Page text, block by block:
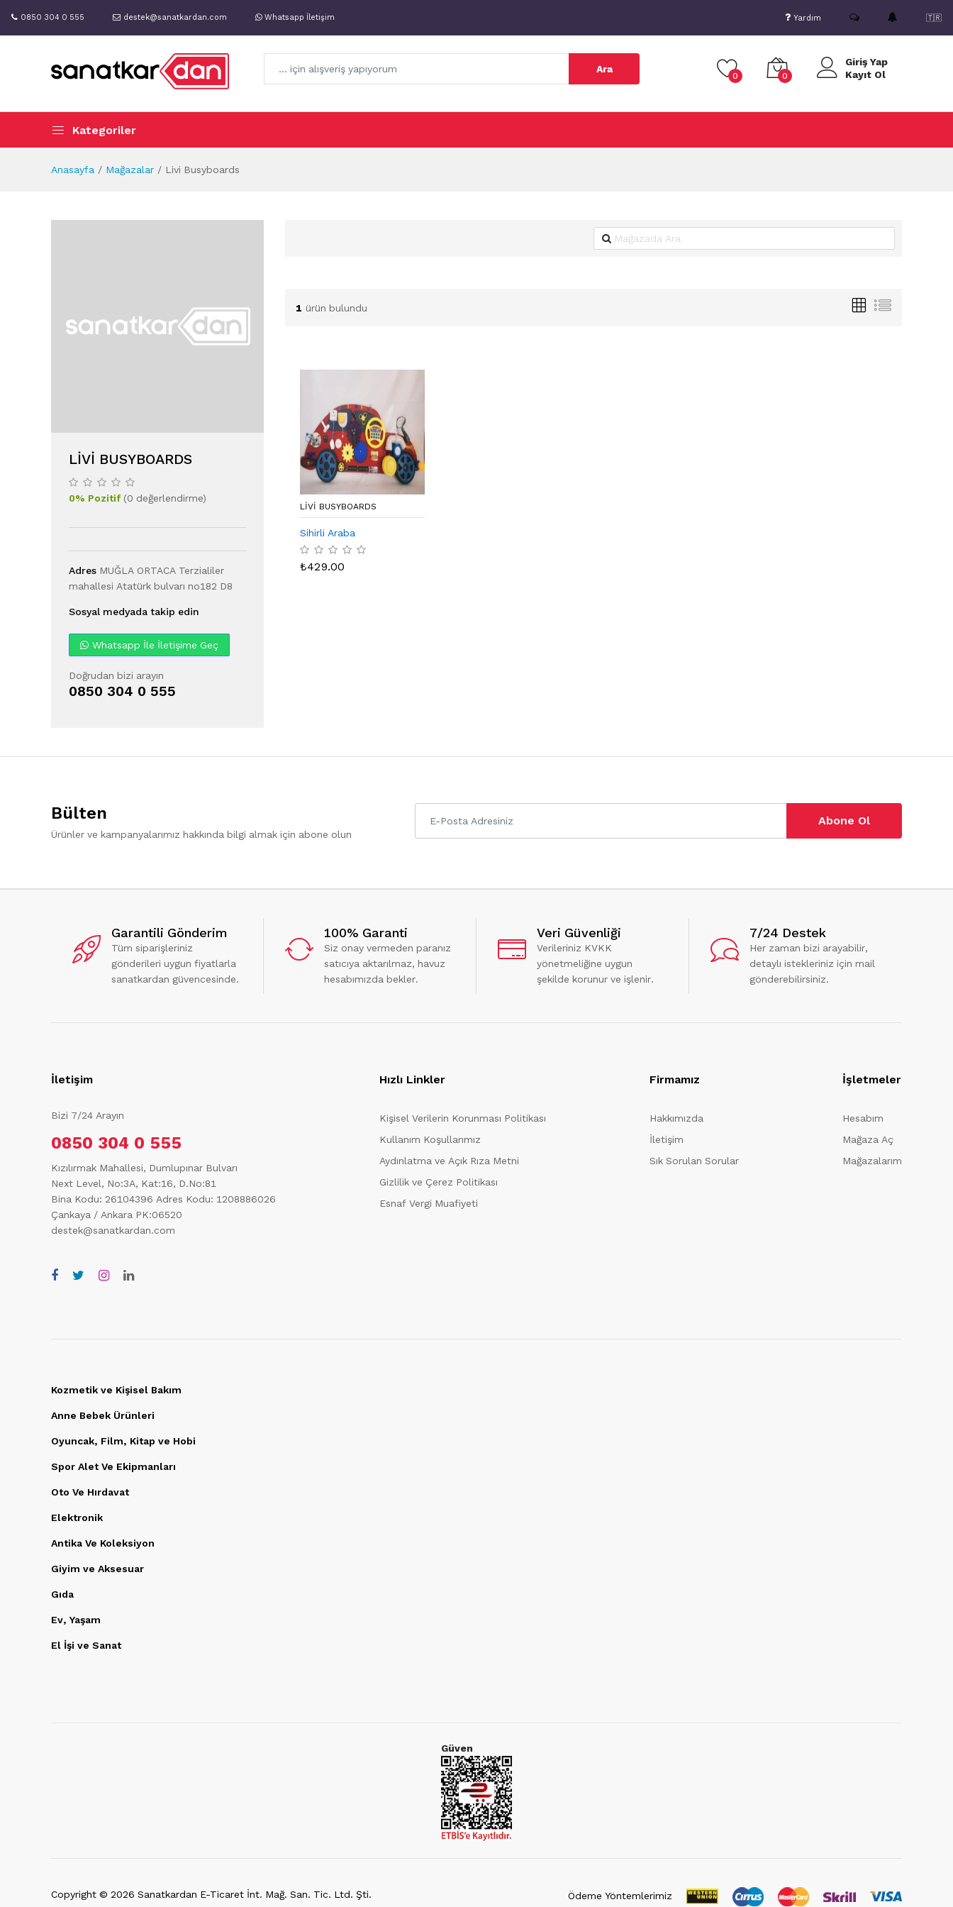
0850 304 0 555 destek@sanatkardan.com Whatsapp İletişim Yardım 🇹🇷
Ara
0 0
Giriş Yap
Kayıt Ol
Kategoriler
Anasayfa Mağazalar Livi Busyboards
LIVI BUSYBOARDS
0% Pozitif(0 değerlendirme)
Adres MUĞLA ORTACA Terzialiler
mahallesi Atatürk bulvarı no182 D8
Sosyal medyada takip edin
Whatsapp İle İletişime Geç
Doğrudan bizi arayın
0850 304 0 555
1 ürün bulundu
LIVI BUSYBOARDS
Sihirli Araba
₺429.00
Bülten
Ürünler ve kampanyalarımız hakkında bilgi almak için abone olun
Abone Ol
Garantili Gönderim
Tüm siparişleriniz
gönderileri uygun fiyatlarla
sanatkardan güvencesinde.
100% Garanti
Siz onay vermeden paranız
satıcıya aktarılmaz, havuz
hesabımızda bekler.
Veri Güvenliği
Verileriniz KVKK
yönetmeliğine uygun
şekilde korunur ve işlenir.
7/24 Destek
Her zaman bizi arayabilir,
detaylı istekleriniz için mail
gönderebilirsiniz.
İletişim
Bizi 7/24 Arayın
0850 304 0 555
Kızılırmak Mahallesi, Dumlupınar Bulvarı
Next Level, No:3A, Kat:16, D.No:81
Bina Kodu: 26104396 Adres Kodu: 1208886026
Çankaya / Ankara PK:06520
destek@sanatkardan.com
Hızlı Linkler
Kişisel Verilerin Korunması Politikası
Kullanım Koşullarımız
Aydınlatma ve Açık Rıza Metni
Gizlilik ve Çerez Politikası
Esnaf Vergi Muafiyeti
Firmamız
Hakkımızda
İletişim
Sık Sorulan Sorular
İşletmeler
Hesabım
Mağaza Aç
Mağazalarım
Kozmetik ve Kişisel Bakım
Anne Bebek Ürünleri
Oyuncak, Film, Kitap ve Hobi
Spor Alet Ve Ekipmanları
Oto Ve Hırdavat
Elektronik
Antika Ve Koleksiyon
Giyim ve Aksesuar
Gıda
Ev, Yaşam
El İşi ve Sanat
Güven
Copyright © 2026 Sanatkardan E-Ticaret İnt. Mağ. San. Tic. Ltd. Şti. Ödeme Yöntemlerimiz